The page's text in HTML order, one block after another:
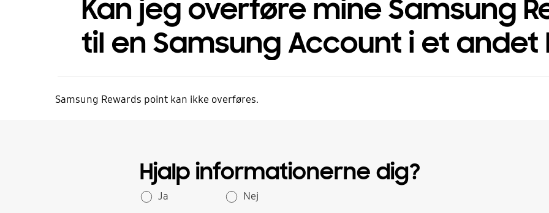
Kan jeg overføre mine Samsung
til en Samsung Account i et andet
Samsung Rewards point kan ikke overføres.
Hjalp informationerne dig?
Ja Nej